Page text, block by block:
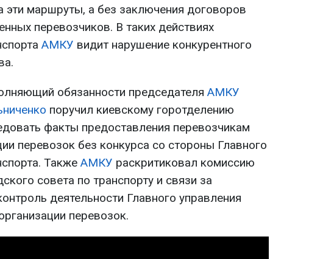
эти маршруты, а без заключения договоров
перевозчиков. В таких действиях
АМКУ видит нарушение конкурентного
обязанности председателя АМКУ
поручил киевскому горотделению
факты предоставления перевозчикам
перевозок без конкурса со стороны Главного
Также АМКУ раскритиковал комиссию
совета по транспорту и связи за
деятельности Главного управления
перевозок.